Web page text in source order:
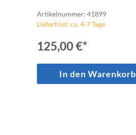
Schnelltrennung
Artikelnummer: 41899
Lieferfrist: ca. 4-7 Tage
125,00 €*
In den Warenkorb